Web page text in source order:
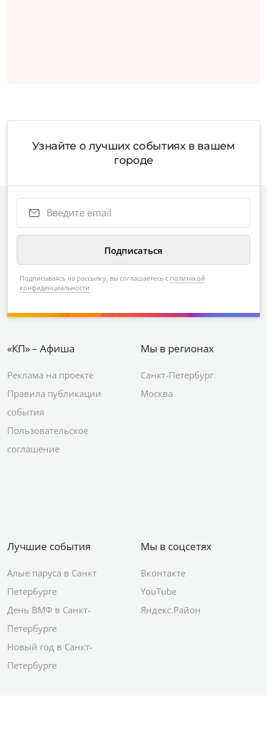
Узнайте о лучших событиях в вашем
городе
Подписываясь на рассылку, вы соглашаетесь с политикой
конфиденциальности
«КП» – Афиша
Реклама на проекте
Правила публикации
события
Пользовательское
соглашение
Мы в регионах
Санкт-Петербург
Москва
Лучшие события
Алые паруса в Санкт
Петербурге
День ВМФ в Санкт-
Петербурге
Новый год в Санкт-
Петербурге
Мы в соцсетях
Вконтакте
YouTube
Яндекс.Район